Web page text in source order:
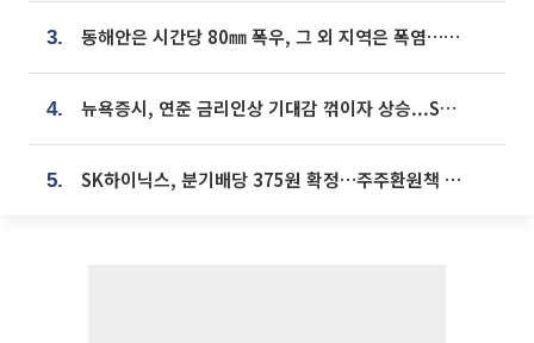
3. 동해안은 시간당 80㎜ 폭우, 그 외 지역은 폭염…‘극과 극 날씨’
4. 뉴욕증시, 연준 금리인상 기대감 꺾이자 상승...S&P500 사상 최고치 [종합]
5. SK하이닉스, 분기배당 375원 확정…주주환원책 9월로 앞당겨 발표